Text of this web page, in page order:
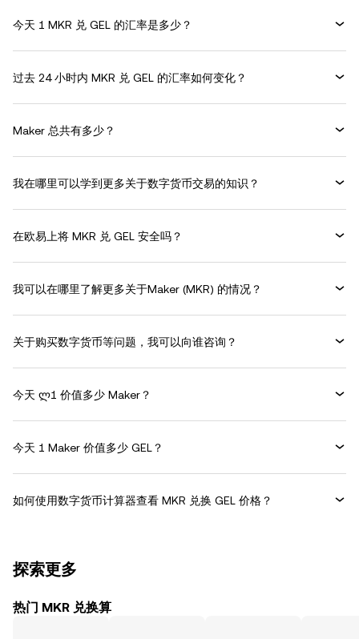
今天 1 MKR 兑 GEL 的汇率是多少？
过去 24 小时内 MKR 兑 GEL 的汇率如何变化？
Maker 总共有多少？
我在哪里可以学到更多关于数字货币交易的知识？
在欧易上将 MKR 兑 GEL 安全吗？
我可以在哪里了解更多关于Maker (MKR) 的情况？
关于购买数字货币等问题，我可以向谁咨询？
今天 ლ1 价值多少 Maker？
今天 1 Maker 价值多少 GEL？
如何使用数字货币计算器查看 MKR 兑换 GEL 价格？
探索更多
热门 MKR 兑换算